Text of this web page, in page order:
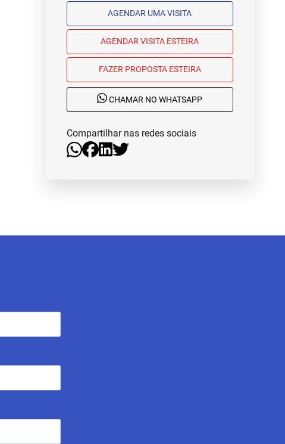
AGENDAR UMA VISITA
AGENDAR VISITA ESTEIRA
FAZER PROPOSTA ESTEIRA
CHAMAR NO WHATSAPP
Compartilhar nas redes sociais